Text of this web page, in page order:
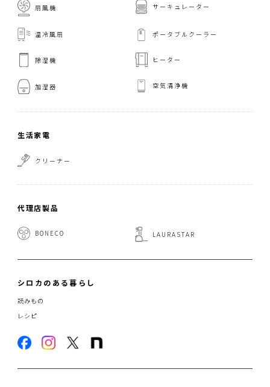
扇風機 サーキュレーター
温冷風扇 ポータブルクーラー
除湿機 ヒーター
加湿器 空気清浄機
生活家電
クリーナー
代理店製品
BONECO LAURASTAR
シロカのある暮らし
読みもの
レシピ